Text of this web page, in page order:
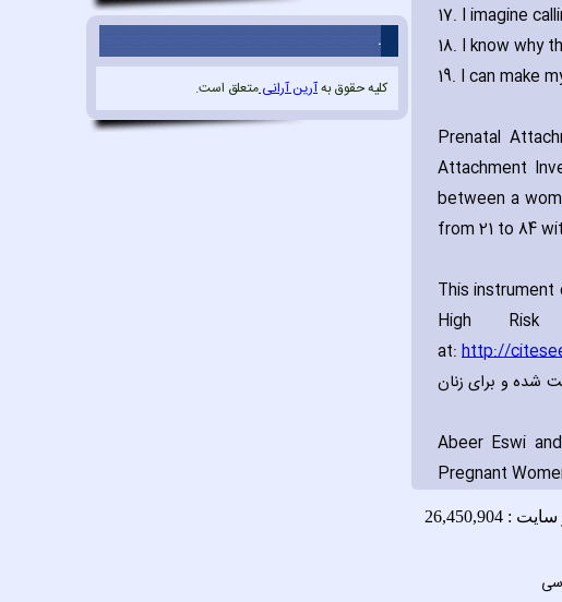
17. I imagine
18. I know why
19. I can make
Prenatal
Attachment
between a
from 21 to 84
This
High Risk
at: http://
زیر یافت شده و برای زنان
Abeer Eswi
Pregnant
.
کلیه حقوق بهآرین آرانیمتعلق است.